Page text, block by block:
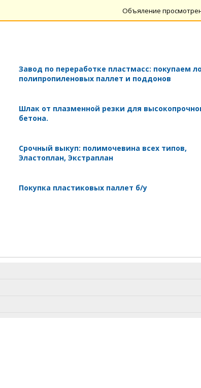
Объяление
Завод по переработке пластмасс: покупаем
полипропиленовых паллет и поддонов
Шлак от плазменной резки для
бетона.
Срочный выкуп: полимочевина всех типов,
Эластоплан, Экстраплан
Покупка пластиковых паллет б/у